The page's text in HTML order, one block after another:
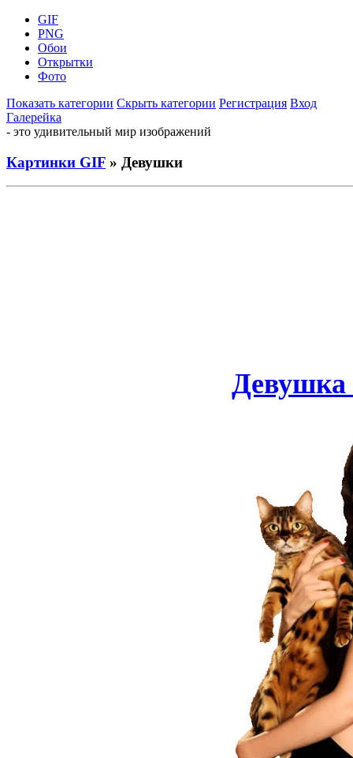
GIF
PNG
Обои
Открытки
Фото
Показать категории Скрыть категории Регистрация Вход
Галерейка
- это удивительный мир изображений
Картинки GIF » Девушки